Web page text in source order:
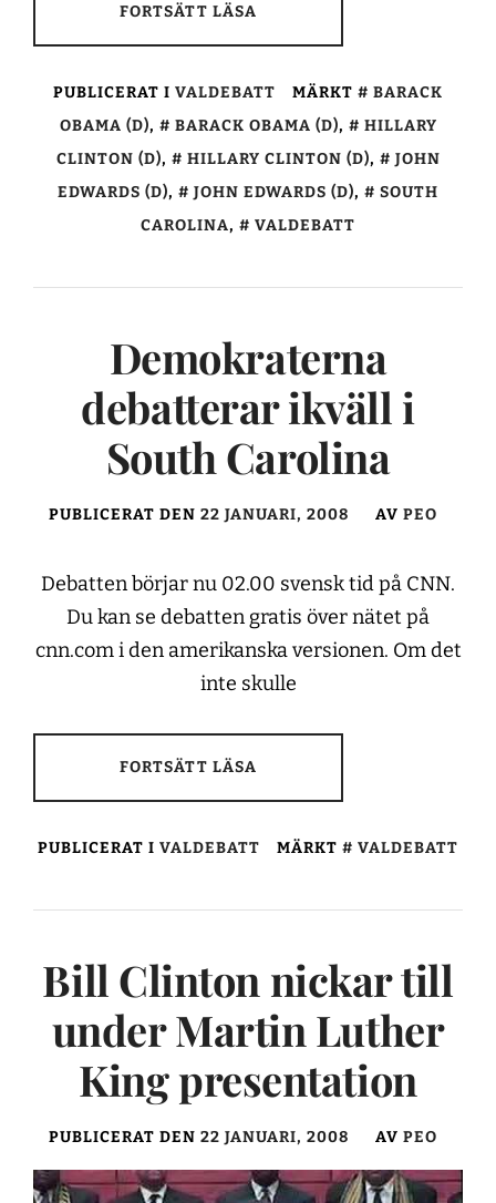
FORTSÄTT LÄSA
PUBLICERAT I VALDEBATT MÄRKT
BARACK
OBAMA (D), BARACK OBAMA (D),
HILLARY
CLINTON (D), HILLARY CLINTON (D),
JOHN
EDWARDS (D), JOHN EDWARDS (D),
SOUTH
CAROLINA, VALDEBATT
Demokraterna
debatterar ikväll i
South Carolina
PUBLICERAT DEN 22 JANUARI, 2008 AV PEO
Debatten börjar nu 02.00 svensk tid på CNN.
Du kan se debatten gratis över nätet på
cnn.com i den amerikanska versionen. Om det
inte skulle
FORTSÄTT LÄSA
PUBLICERAT I VALDEBATT MÄRKT VALDEBATT
Bill Clinton nickar till
under Martin Luther
King presentation
PUBLICERAT DEN 22 JANUARI, 2008 AV PEO